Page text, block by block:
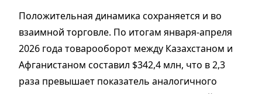
Положительная динамика сохраняется и во
взаимной торговле. По итогам января-апреля
2026 года товарооборот между Казахстаном и
Афганистаном составил $342,4 млн, что в 2,3
раза превышает показатель аналогичного